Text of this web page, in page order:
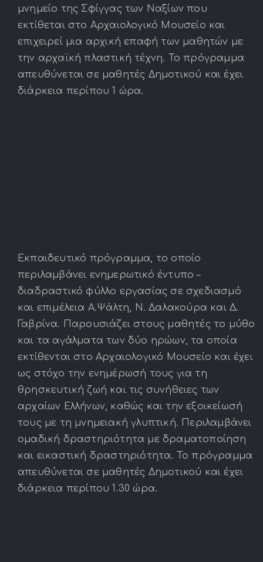
μνημείο της Σφίγγας των Ναξίων που
εκτίθεται στο Αρχαιολογικό Μουσείο και
επιχειρεί μια αρχική επαφή των μαθητών με
την αρχαϊκή πλαστική τέχνη. Το πρόγραμμα
απευθύνεται σε μαθητές Δημοτικού και έχει
διάρκεια περίπου 1 ώρα.
Εκπαιδευτικό πρόγραμμα, το οποίο
περιλαμβάνει ενημερωτικό έντυπο –
διαδραστικό φύλλο εργασίας σε σχεδιασμό
και επιμέλεια Α.Ψάλτη, Ν. Δαλακούρα και Δ.
Γαβρίνα. Παρουσιάζει στους μαθητές το μύθο
και τα αγάλματα των δύο ηρώων, τα οποία
εκτίθενται στο Αρχαιολογικό Μουσείο και έχει
ως στόχο την ενημέρωσή τους για τη
θρησκευτική ζωή και τις συνήθειες των
αρχαίων Ελλήνων, καθώς και την εξοικείωσή
τους με τη μνημειακή γλυπτική. Περιλαμβάνει
ομαδική δραστηριότητα με δραματοποίηση
και εικαστική δραστηριότητα. Το πρόγραμμα
απευθύνεται σε μαθητές Δημοτικού και έχει
διάρκεια περίπου 1.30 ώρα.